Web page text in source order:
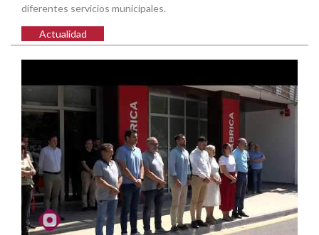
diferentes servicios municipales.
Actualidad